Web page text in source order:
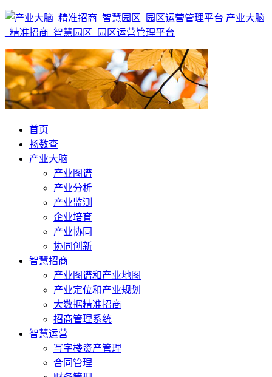
产业大脑
_精准招商_智慧园区_园区运营管理平台
首页
畅数查
产业大脑
产业图谱
产业分析
产业监测
企业培育
产业协同
协同创新
智慧招商
产业图谱和产业地图
产业定位和产业规划
大数据精准招商
招商管理系统
智慧运营
写字楼资产管理
合同管理